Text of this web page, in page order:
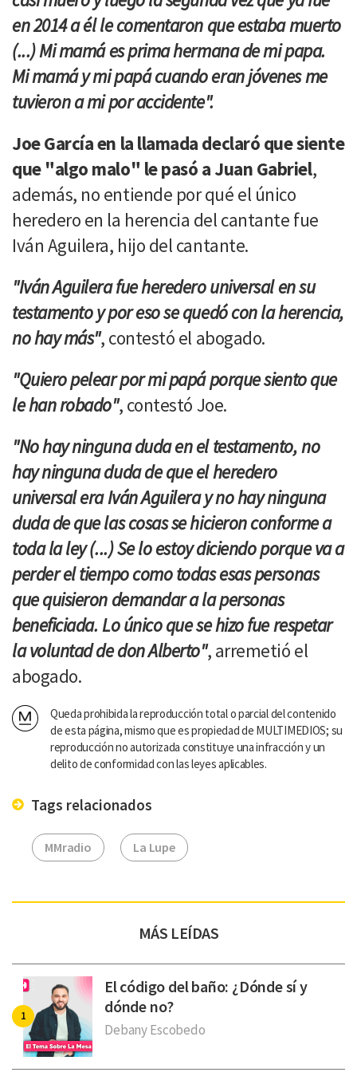
en 2014 a él le comentaron que estaba muerto
(...) Mi mamá es prima hermana de mi papa.
Mi mamá y mi papá cuando eran jóvenes me
tuvieron a mi por accidente".
Joe García en la llamada declaró que siente
que "algo malo" le pasó a Juan Gabriel,
además, no entiende por qué el único
heredero en la herencia del cantante fue
Iván Aguilera, hijo del cantante.
"Iván Aguilera fue heredero universal en su
testamento y por eso se quedó con la herencia,
no hay más", contestó el abogado.
"Quiero pelear por mi papá porque siento que
le han robado", contestó Joe.
"No hay ninguna duda en el testamento, no
hay ninguna duda de que el heredero
universal era Iván Aguilera y no hay ninguna
duda de que las cosas se hicieron conforme a
toda la ley (...) Se lo estoy diciendo porque va a
perder el tiempo como todas esas personas
que quisieron demandar a la personas
beneficiada. Lo único que se hizo fue respetar
la voluntad de don Alberto", arremetió el
abogado.
Queda prohibida la reproducción total o parcial del contenido
de esta página, mismo que es propiedad de MULTIMEDIOS; su
reproducción no autorizada constituye una infracción y un
delito de conformidad con las leyes aplicables.
Tags relacionados
MMradio La Lupe
MÁS LEÍDAS
El código del baño: ¿Dónde sí y
dónde no?
Debany Escobedo